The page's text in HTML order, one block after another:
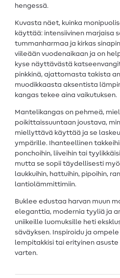
hengessä.
Kuvasta näet, kuinka
käyttää: intensiivinen marjaisa
tummanharmaa ja kirkas
viileään vuodenaikaan ja on
kyse näyttävästä
pinkkinä, ajattomasta takista
muodikkaasta aksentista
kangas tekee aina vaikutuksen.
Mantelikangas on pehmeä,
poikittaissuuntaan joustava,
miellyttävä käyttää ja se
ympärille. Ihanteellinen
ponchoihin, liiveihin tai
mutta se sopii täydellisesti
laukkuihin, hattuihin, pipoihin,
lantiolämmittimiin.
Buklee edustaa harvan muun
eleganttia, modernia tyyliä ja
uniikeille luomuksille heti
säväyksen. Inspiroidu ja
lempitakkisi tai erityinen
varten.